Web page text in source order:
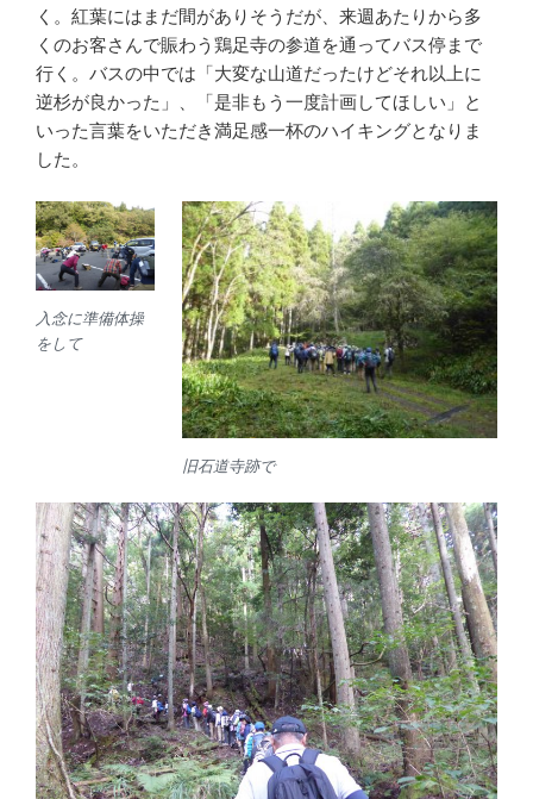
く。紅葉にはまだ間がありそうだが、来週あたりから多
くのお客さんで賑わう鶏足寺の参道を通ってバス停まで
行く。バスの中では「大変な山道だったけどそれ以上に
逆杉が良かった」、「是非もう一度計画してほしい」と
いった言葉をいただき満足感一杯のハイキングとなりま
した。
旧石道寺跡で
入念に準備体操
をして